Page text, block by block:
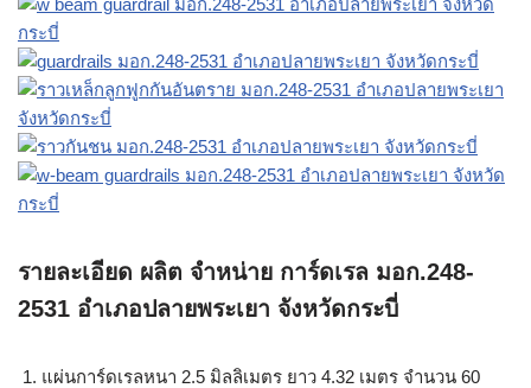
รายละเอียด ผลิต จำหน่าย การ์ดเรล มอก.248-
2531 อำเภอปลายพระเยา จังหวัดกระบี่
แผ่นการ์ดเรลหนา 2.5 มิลลิเมตร ยาว 4.32 เมตร จำนวน 60